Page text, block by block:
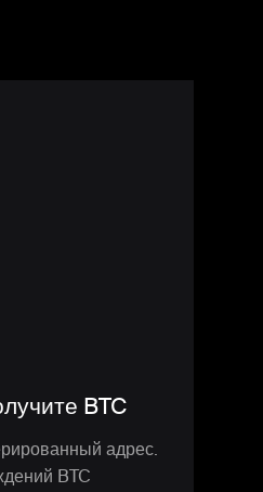
BTC
адрес.
BTC